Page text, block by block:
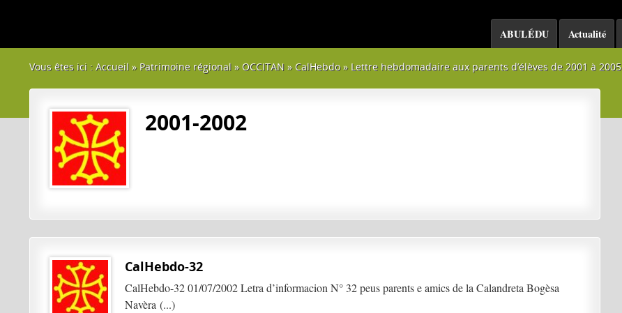
Actualité
ABULÉDU
Vous êtes ici : Accueil » Patrimoine régional » OCCITAN » CalHebdo» Lettre hebdomadaire aux parents d’élèves de 2001 à 2005
2001-2002
CalHebdo-32
CalHebdo-32 01/07/2002 Letra d’informacion N° 32 peus parents e amics de la Calandreta Bogèsa
Navèra (...)